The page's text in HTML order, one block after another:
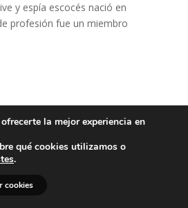
y espía escocés nació en
profesión fue un miembro
la mejor experiencia en
qué cookies utilizamos o
.
cookies